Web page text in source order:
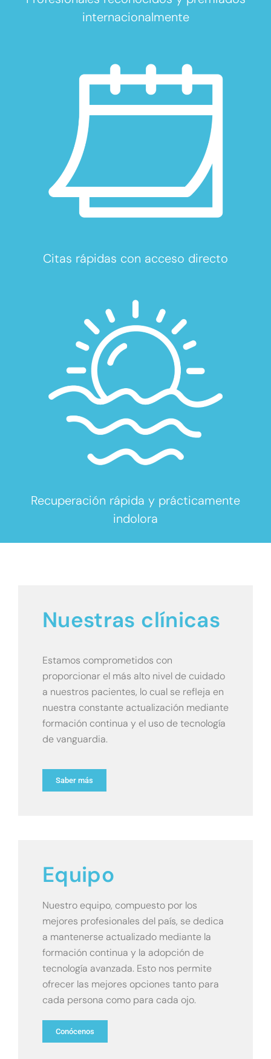
internacionalmente
Citas rápidas con acceso directo
Recuperación rápida y prácticamente
indolora
Nuestras clínicas
Estamos comprometidos con
proporcionar el más alto nivel de cuidado
a nuestros pacientes, lo cual se refleja en
nuestra constante actualización mediante
formación continua y el uso de tecnología
de vanguardia.
Saber más
Equipo
Nuestro equipo, compuesto por los
mejores profesionales del país, se dedica
a mantenerse actualizado mediante la
formación continua y la adopción de
tecnología avanzada. Esto nos permite
ofrecer las mejores opciones tanto para
cada persona como para cada ojo.
Conócenos